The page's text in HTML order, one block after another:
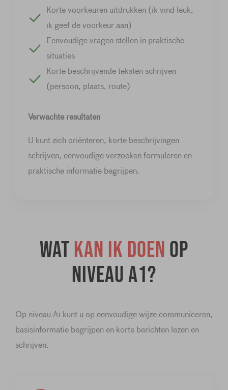
Korte voorkeuren uitdrukken (ik vind leuk,
ik geef de voorkeur aan)
Eenvoudige vragen stellen in praktische
situaties
Korte beschrijvende teksten schrijven
(persoon, plaats, route)
Verwachte resultaten
U kunt zich oriënteren, korte beschrijvingen
schrijven, eenvoudige verzoeken formuleren en
praktische informatie begrijpen.
Wat kan ik doen op
niveau A1?
Op niveau A1 kunt u op eenvoudige wijze communiceren,
basisinformatie begrijpen en korte berichten lezen en
schrijven.